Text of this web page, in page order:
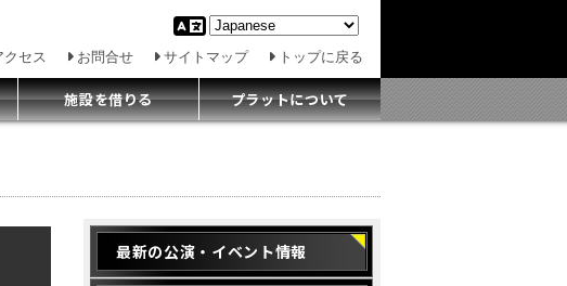
クセス お問合せ サイトマップ トップに戻る
施設を借りる プラットについて
最新の公演・イベント情報